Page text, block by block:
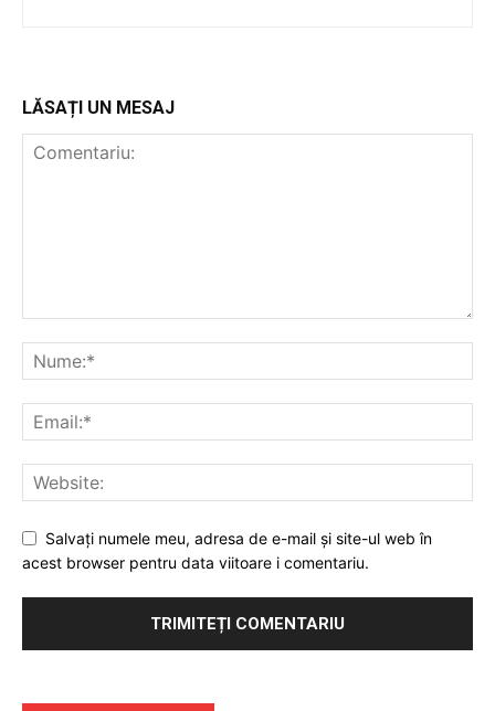
LĂSAȚI UN MESAJ
Salvați numele meu, adresa de e-mail și site-ul web în
acest browser pentru data viitoare i comentariu.